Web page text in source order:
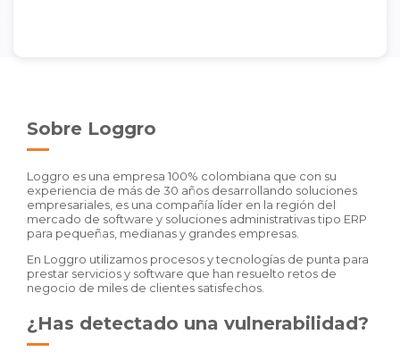
Sobre Loggro
Loggro es una empresa 100% colombiana que con su
experiencia de más de 30 años desarrollando soluciones
empresariales, es una compañía líder en la región del
mercado de software y soluciones administrativas tipo ERP
para pequeñas, medianas y grandes empresas.
En Loggro utilizamos procesos y tecnologías de punta para
prestar servicios y software que han resuelto retos de
negocio de miles de clientes satisfechos.
¿Has detectado una vulnerabilidad?